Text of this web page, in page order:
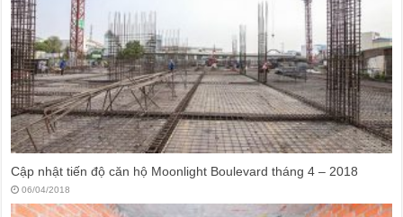
Cập nhật tiến độ căn hộ Moonlight Boulevard tháng 4 – 2018
06/04/2018